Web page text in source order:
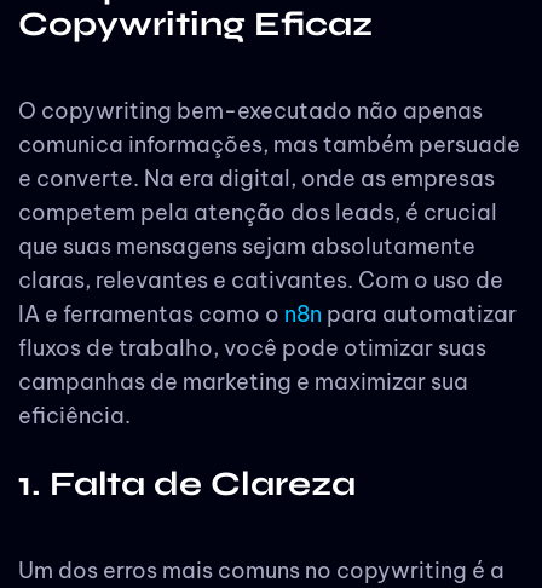
Copywriting Eficaz
O copywriting bem-executado não apenas
comunica informações, mas também persuade
e converte. Na era digital, onde as empresas
competem pela atenção dos leads, é crucial
que suas mensagens sejam absolutamente
claras, relevantes e cativantes. Com o uso de
IA e ferramentas como o n8n para automatizar
fluxos de trabalho, você pode otimizar suas
campanhas de marketing e maximizar sua
eficiência.
1. Falta de Clareza
Um dos erros mais comuns no copywriting é a